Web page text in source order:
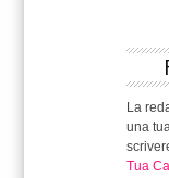
La
una
Tua